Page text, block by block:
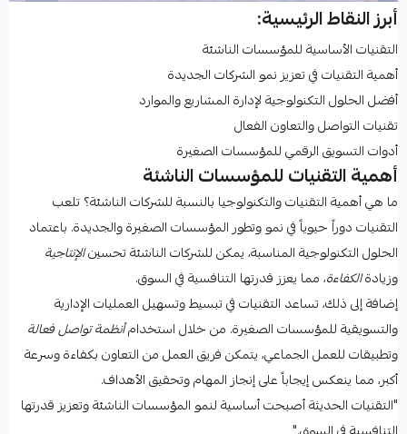
أبرز النقاط الرئيسية:
التقنيات الأساسية للمؤسسات الناشئة
أهمية التقنيات في تعزيز نمو الشركات الجديدة
أفضل الحلول التكنولوجية لإدارة المشاريع والموارد
تقنيات التواصل والتعاون الفعال
أدوات التسويق الرقمي للمؤسسات الصغيرة
أهمية التقنيات للمؤسسات الناشئة
ما هي أهمية التقنيات والتكنولوجيا بالنسبة للشركات الناشئة؟ تلعب
التقنيات دوراً حيوياً في نمو وتطور المؤسسات الصغيرة والجديدة. باعتماد
الحلول التكنولوجية المناسبة، يمكن للشركات الناشئة تحسينالإنتاجية
وزيادةالكفاءة، مما يعزز قدرتها التنافسية في السوق.
إضافة إلى ذلك، تساعد التقنيات في تبسيط وتسهيل العمليات الإدارية
والتسويقية للمؤسسات الصغيرة. من خلال استخدامأنظمة تواصل فعالة
وتطبيقات للعمل الجماعي، يتمكن فريق العمل من التعاون بكفاءة وسرعة
أكبر، مما ينعكس إيجاباً على إنجاز المهام وتحقيق الأهداف.
"التقنيات الحديثة أصبحت أساسية لنمو المؤسسات الناشئة وتعزيز قدرتها